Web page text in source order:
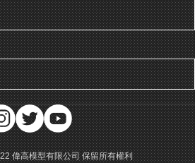
偉高模型有限公司 保留所有權利